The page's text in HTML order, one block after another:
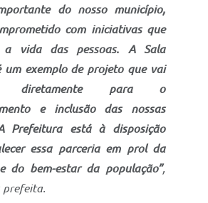
do nosso município,
com iniciativas que
a vida das pessoas. A Sala
um exemplo de projeto que vai
diretamente para o
e inclusão das nossas
Prefeitura está à disposição
essa parceria em prol da
do bem-estar da população”,
prefeita.